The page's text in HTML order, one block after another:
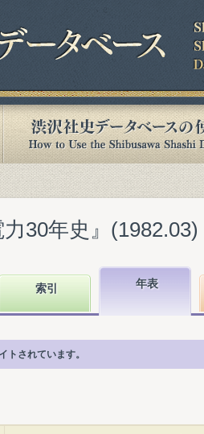
30年史』(1982.03)
索引 年表
されています。